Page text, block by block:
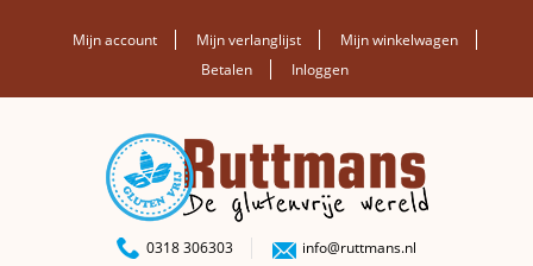
Mijn account Mijn verlanglijst
Mijn winkelwagen
Betalen
Inloggen
0318 306303 info@ruttmans.nl